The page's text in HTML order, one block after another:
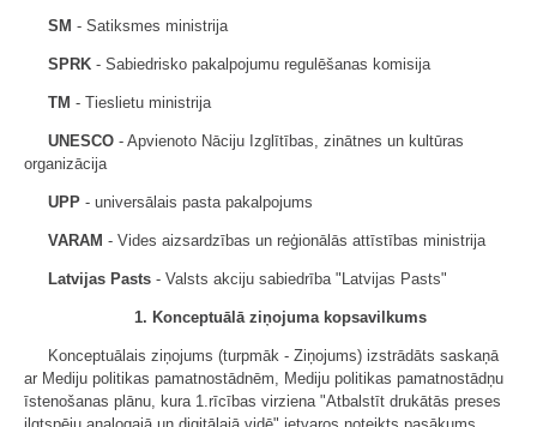
SM - Satiksmes ministrija
SPRK - Sabiedrisko pakalpojumu regulēšanas komisija
TM - Tieslietu ministrija
UNESCO - Apvienoto Nāciju Izglītības, zinātnes un kultūras
organizācija
UPP - universālais pasta pakalpojums
VARAM - Vides aizsardzības un reģionālās attīstības ministrija
Latvijas Pasts - Valsts akciju sabiedrība "Latvijas Pasts"
1. Konceptuālā ziņojuma kopsavilkums
Konceptuālais ziņojums (turpmāk - Ziņojums) izstrādāts saskaņā
ar Mediju politikas pamatnostādnēm, Mediju politikas pamatnostādņu
īstenošanas plānu, kura 1.rīcības virziena "Atbalstīt drukātās preses